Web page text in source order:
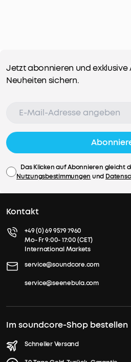
Jetzt abonnieren und
Neuheiten sichern.
Das Klicken auf Abonnieren gleicht
Nutzungsbestimmungen und
Kontakt
+49 (0) 69 9579 7960
Mo- Fr 9:00- 17:00 (CET)
International Markets
service@soundcore.com
service@seenebula.com
Im soundcore-Shop bestellen
Schneller Versand